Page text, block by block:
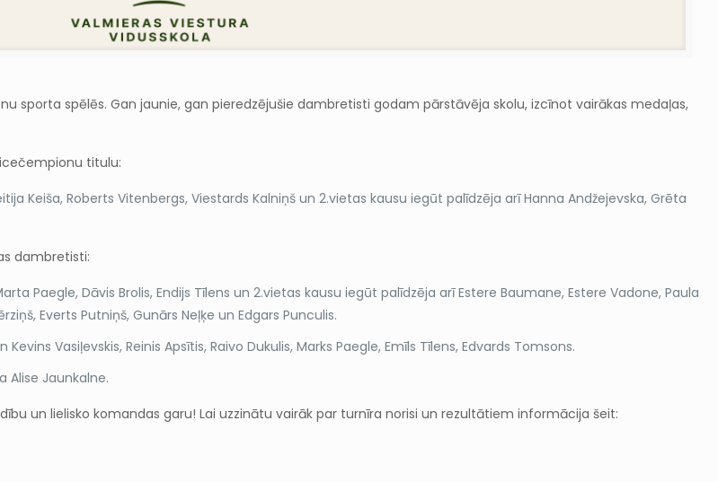
sporta spēlēs. Gan jaunie, gan pieredzējušie dambretisti godam pārstāvēja skolu, izcīnot vairākas medaļas,
titulu:
Keiša, Roberts Vitenbergs, Viestards Kalniņš un 2.vietas kausu iegūt palīdzēja arī Hanna Andžejevska, Grēta
dambretisti:
Paegle, Dāvis Brolis, Endijs Tīlens un 2.vietas kausu iegūt palīdzēja arī Estere Baumane, Estere Vadone, Paula
Everts Putniņš, Gunārs Neļķe un Edgars Punculis.
Vasiļevskis, Reinis Apsītis, Raivo Dukulis, Marks Paegle, Emīls Tīlens, Edvards Tomsons.
Alise Jaunkalne.
un lielisko komandas garu! Lai uzzinātu vairāk par turnīra norisi un rezultātiem informācija šeit: